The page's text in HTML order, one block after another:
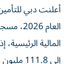
أعلنت دبي
العام